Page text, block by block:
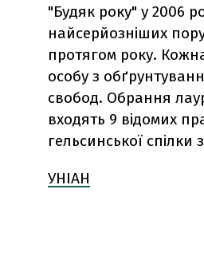
"Будяк року" у 2006
найсерйозніших
протягом року.
особу з
свобод. Обрання
входять 9 відомих
гельсинської
УНІАН